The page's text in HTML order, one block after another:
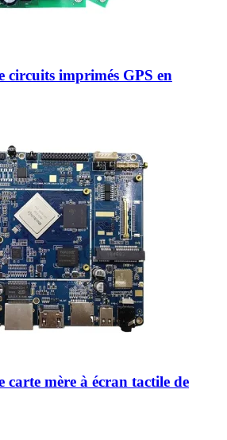
circuits imprimés GPS en
carte mère à écran tactile de